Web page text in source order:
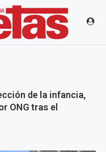
de la infancia,
ONG tras el